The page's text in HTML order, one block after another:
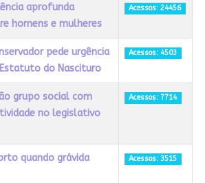
aprofunda
homens e mulheres
Acessos: 24456
pede urgência
do Nascituro
Acessos: 4503
grupo social com
no legislativo
Acessos: 7714
quando grávida
Acessos: 3515